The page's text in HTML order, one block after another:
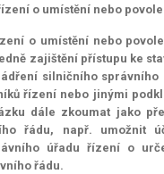
o umístění nebo
o umístění nebo
zajištění přístupu ke
silničního
řízení nebo jinými
dále zkoumat jako
řádu, např. umožnit
úřadu řízení o
řádu.